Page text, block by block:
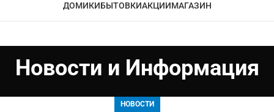
ДОМИКИБЫТОВКИАКЦИИМАГАЗИН
Новости и Информация
НОВОСТИ